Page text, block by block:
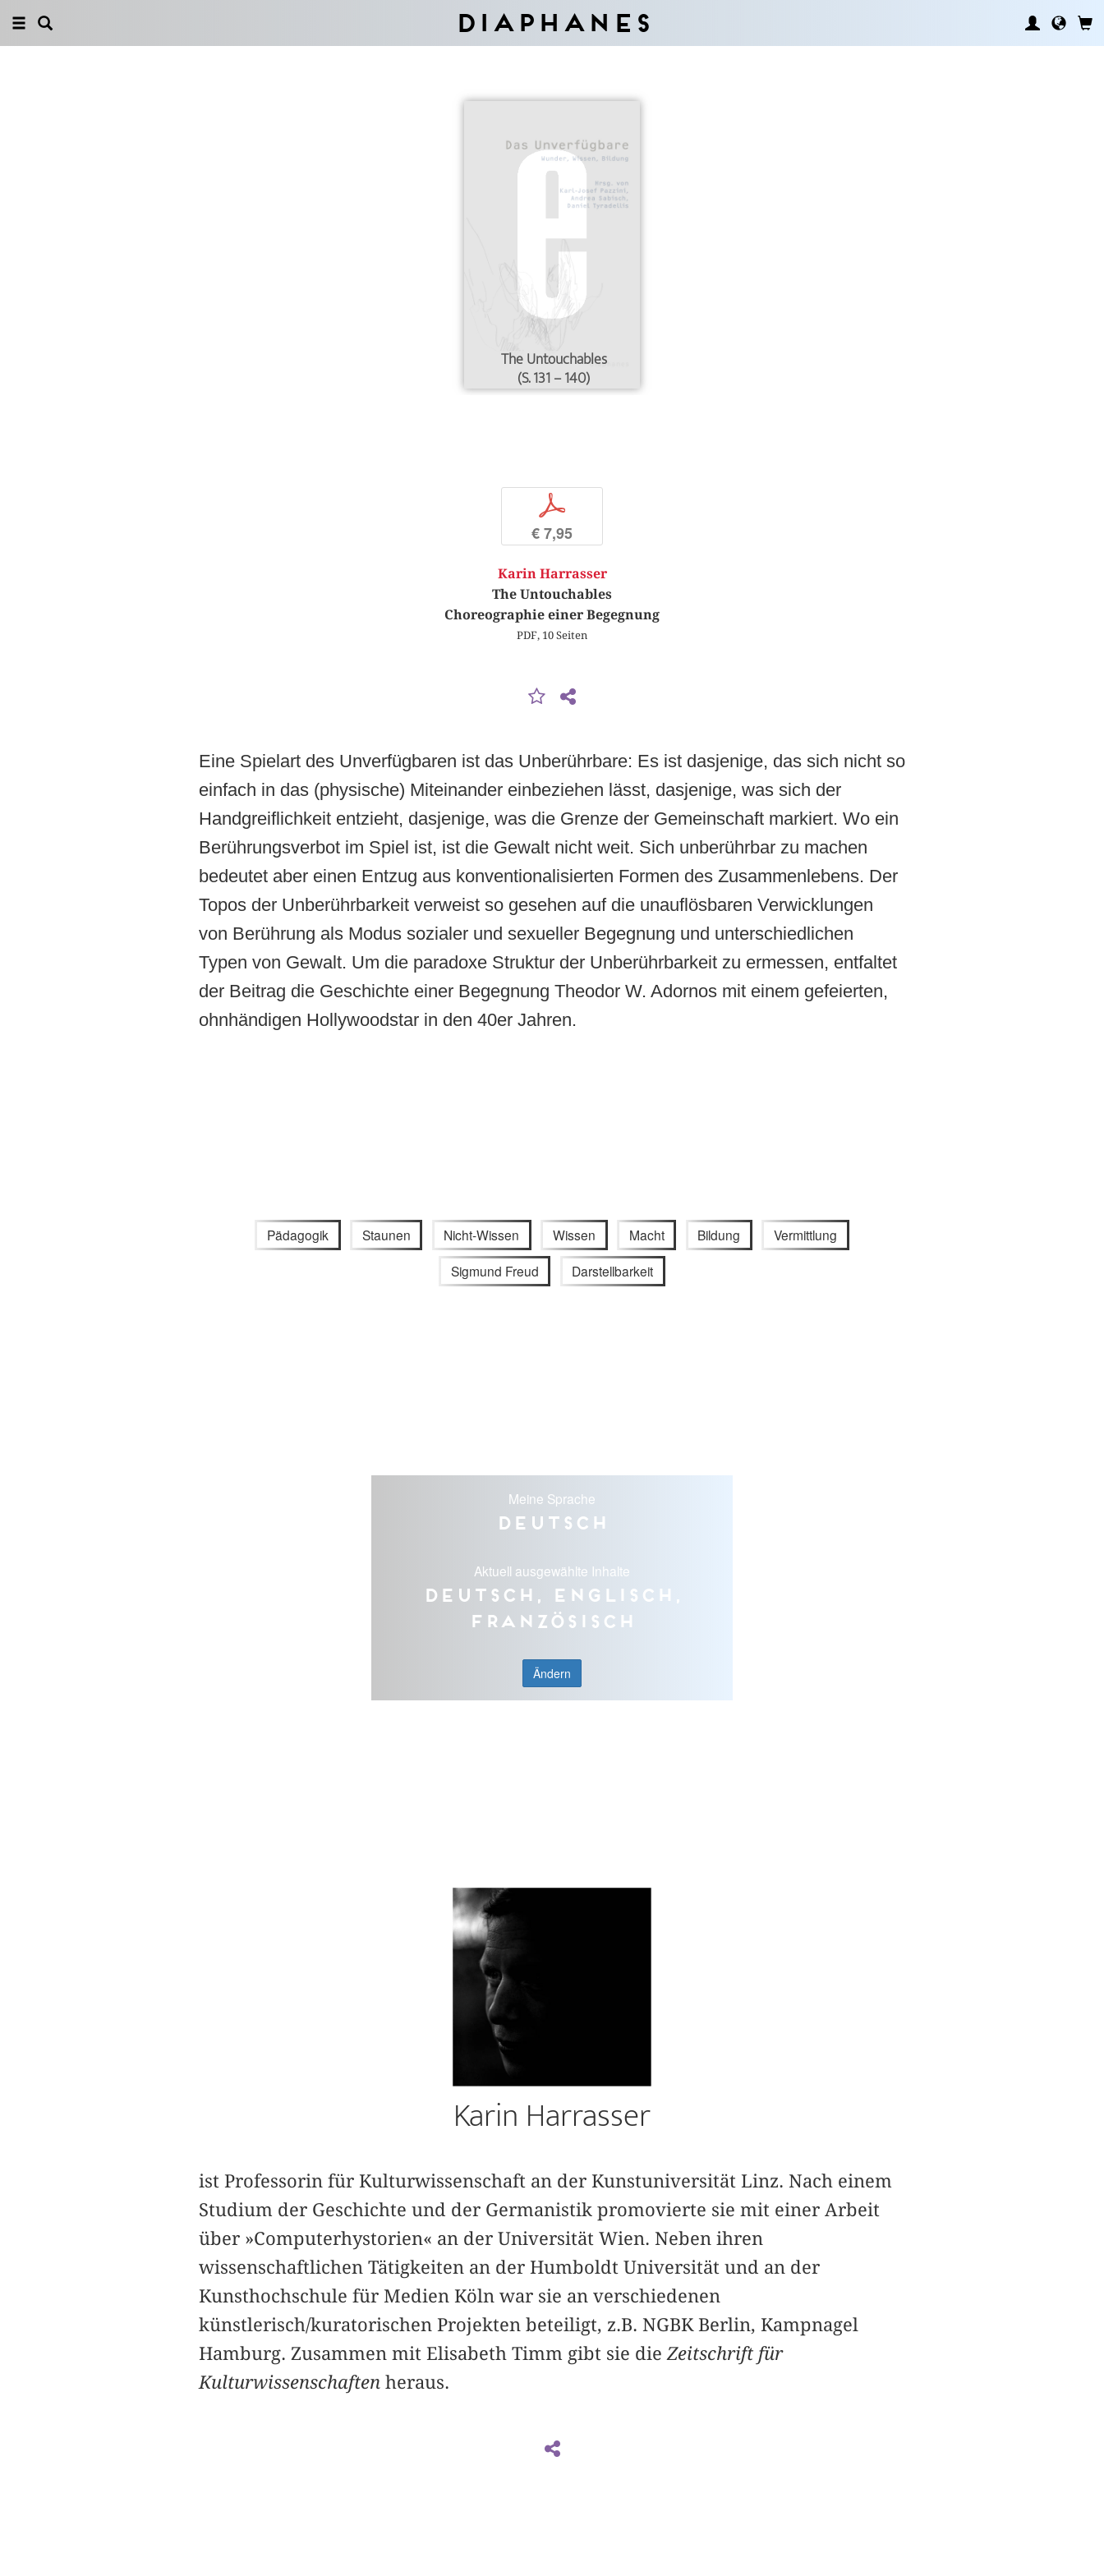
Diaphanes
The Untouchables
(S. 131 – 140)
p
€ 7,95
Karin Harrasser
The Untouchables
Choreographie einer Begegnung
PDF, 10 Seiten
Eine Spielart des Unverfügbaren ist das Unberührbare: Es ist dasjenige, das sich nicht so
einfach in das (physische) Miteinander einbeziehen lässt, dasjenige, was sich der
Handgreiflichkeit entzieht, dasjenige, was die Grenze der Gemeinschaft markiert. Wo ein
Berührungsverbot im Spiel ist, ist die Gewalt nicht weit. Sich unberührbar zu machen
bedeutet aber einen Entzug aus konventionalisierten Formen des Zusammenlebens. Der
Topos der Unberührbarkeit verweist so gesehen auf die unauflösbaren Verwicklungen
von Berührung als Modus sozialer und sexueller Begegnung und unterschiedlichen
Typen von Gewalt. Um die paradoxe Struktur der Unberührbarkeit zu ermessen, entfaltet
der Beitrag die Geschichte einer Begegnung Theodor W. Adornos mit einem gefeierten,
ohnhändigen Hollywoodstar in den 40er Jahren.
Pädagogik Staunen Nicht-Wissen Wissen Macht Bildung Vermittlung
Sigmund Freud Darstellbarkeit
Meine Sprache
Deutsch
Aktuell ausgewählte Inhalte
Deutsch, Englisch,
Französisch
Ändern
Karin Harrasser
ist Professorin für Kulturwissenschaft an der Kunstuniversität Linz. Nach einem
Studium der Geschichte und der Germanistik promovierte sie mit einer Arbeit
über »Computerhystorien« an der Universität Wien. Neben ihren
wissenschaftlichen Tätigkeiten an der Humboldt Universität und an der
Kunsthochschule für Medien Köln war sie an verschiedenen
künstlerisch/kuratorischen Projekten beteiligt, z.B. NGBK Berlin, Kampnagel
Hamburg. Zusammen mit Elisabeth Timm gibt sie die Zeitschrift für
Kulturwissenschaftenheraus.